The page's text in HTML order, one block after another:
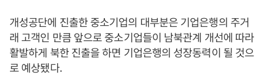
개성공단에 진출한 중소기업의 대부분은 기업은행의 주거
래 고객인 만큼 앞으로 중소기업들이 남북관계 개선에 따라
활발하게 북한 진출을 하면 기업은행의 성장동력이 될 것으
로 예상됐다.